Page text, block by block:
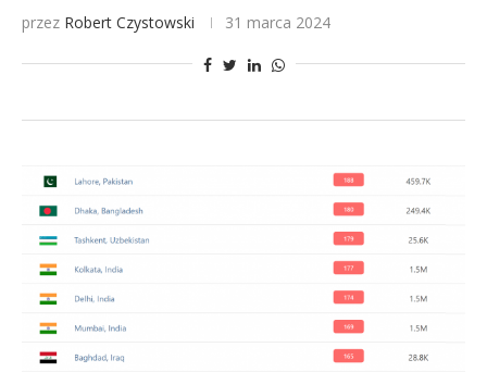
przez Robert Czystowski 31 marca 2024